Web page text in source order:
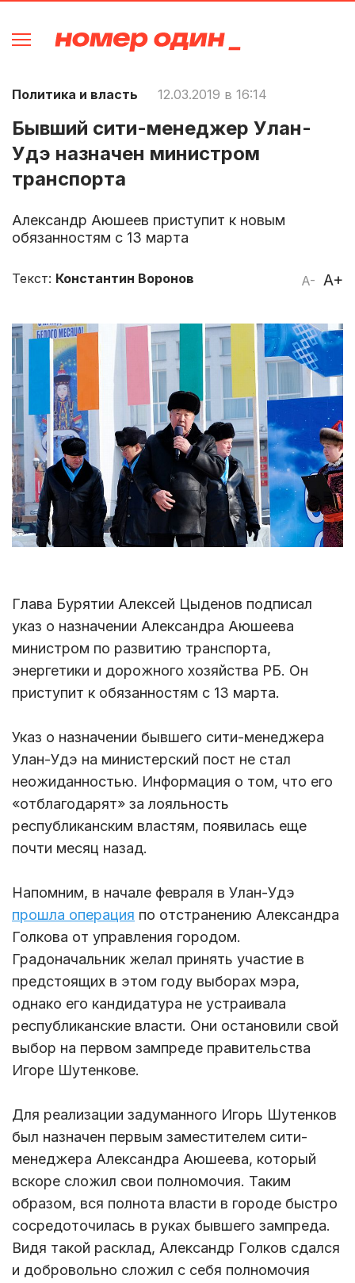
Политика и власть 12.03.2019 в 16:14
Бывший сити-менеджер Улан-
Удэ назначен министром
транспорта
Александр Аюшеев приступит к новым
обязанностям с 13 марта
A- A+
Текст: Константин Воронов
Глава Бурятии Алексей Цыденов подписал
указ о назначении Александра Аюшеева
министром по развитию транспорта,
энергетики и дорожного хозяйства РБ. Он
приступит к обязанностям с 13 марта.
Указ о назначении бывшего сити-менеджера
Улан-Удэ на министерский пост не стал
неожиданностью. Информация о том, что его
«отблагодарят» за лояльность
республиканским властям, появилась еще
почти месяц назад.
Напомним, в начале февраля в Улан-Удэ
прошла операция по отстранению Александра
Голкова от управления городом.
Градоначальник желал принять участие в
предстоящих в этом году выборах мэра,
однако его кандидатура не устраивала
республиканские власти. Они остановили свой
выбор на первом зампреде правительства
Игоре Шутенкове.
Для реализации задуманного Игорь Шутенков
был назначен первым заместителем сити-
менеджера Александра Аюшеева, который
вскоре сложил свои полномочия. Таким
образом, вся полнота власти в городе быстро
сосредоточилась в руках бывшего зампреда.
Видя такой расклад, Александр Голков сдался
и добровольно сложил с себя полномочия